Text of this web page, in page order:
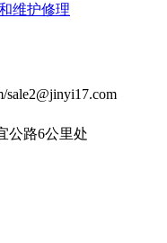
维护修理
公路6公里处